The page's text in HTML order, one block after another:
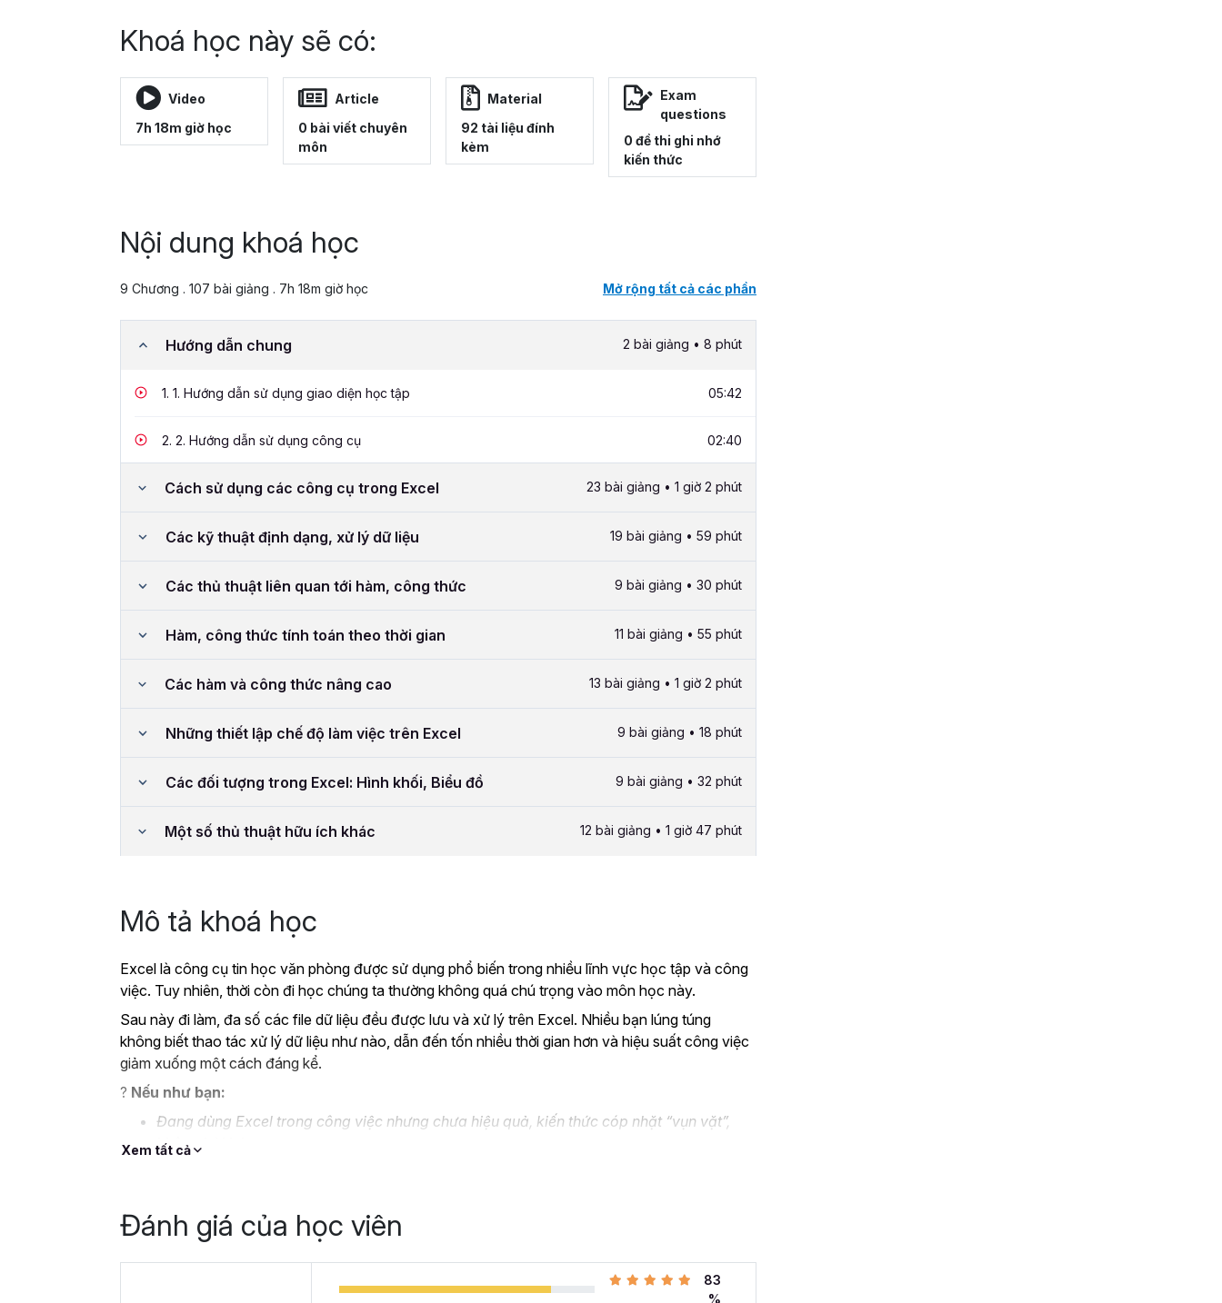
Khoá học này sẽ có:
Video
7h 18m giờ học
Article
0 bài viết chuyên
môn
Material
92 tài liệu đính
kèm
Exam
questions
0 đề thi ghi nhớ
kiến thức
Nội dung khoá học
9 Chương . 107 bài giảng . 7h 18m giờ học Mở rộng tất cả các phần
Hướng dẫn chung 2 bài giảng • 8 phút
1. 1. Hướng dẫn sử dụng giao diện học tập 05:42
2. 2. Hướng dẫn sử dụng công cụ 02:40
Cách sử dụng các công cụ trong Excel 23 bài giảng • 1 giờ 2 phút
Các kỹ thuật định dạng, xử lý dữ liệu 19 bài giảng • 59 phút
Các thủ thuật liên quan tới hàm, công thức 9 bài giảng • 30 phút
Hàm, công thức tính toán theo thời gian 11 bài giảng • 55 phút
Các hàm và công thức nâng cao 13 bài giảng • 1 giờ 2 phút
Những thiết lập chế độ làm việc trên Excel 9 bài giảng • 18 phút
Các đối tượng trong Excel: Hình khối, Biểu đồ 9 bài giảng • 32 phút
Một số thủ thuật hữu ích khác 12 bài giảng • 1 giờ 47 phút
Mô tả khoá học
Excel là công cụ tin học văn phòng được sử dụng phổ biến trong nhiều lĩnh vực học tập và công
việc. Tuy nhiên, thời còn đi học chúng ta thường không quá chú trọng vào môn học này.
Sau này đi làm, đa số các file dữ liệu đều được lưu và xử lý trên Excel. Nhiều bạn lúng túng
không biết thao tác xử lý dữ liệu như nào, dẫn đến tốn nhiều thời gian hơn và hiệu suất công việc
giảm xuống một cách đáng kể.
? Nếu như bạn:
Đang dùng Excel trong công việc nhưng chưa hiệu quả, kiến thức cóp nhặt “vụn vặt”,
không bài bản.
Thì Gitiho ở đây để giúp bạn giải quyết tất cả những khó khăn mà bạn gặp phải khi đi làm với khóa
EXG02 - Thủ thuật Excel cập nhật hàng tuần cho dân văn phòng
trong 8 giờ.
Hoàn thành khóa học, bạn có thể tự tin giải quyết công việc theo cách thông minh, nhanh chóng,
Xem tất cả
Đánh giá của học viên
83
%